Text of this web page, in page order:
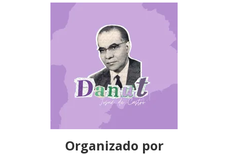
Organizado por